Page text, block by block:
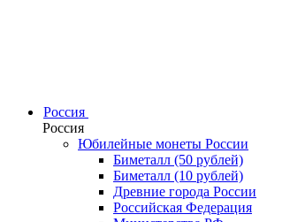
Россия
Россия
Юбилейные монеты России
Биметалл (50 рублей)
Биметалл (10 рублей)
Древние города России
Российская Федерация